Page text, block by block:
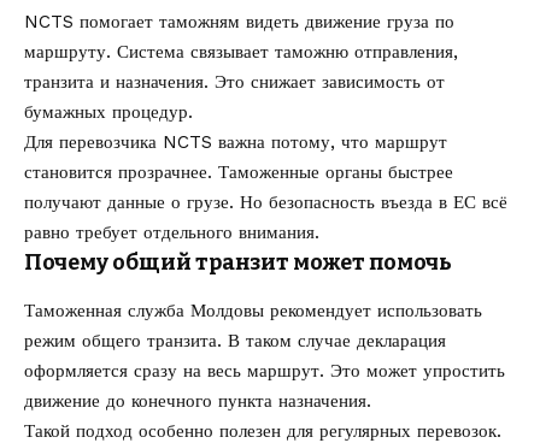
NCTS помогает таможням видеть движение груза по
маршруту. Система связывает таможню отправления,
транзита и назначения. Это снижает зависимость от
бумажных процедур.
Для перевозчика NCTS важна потому, что маршрут
становится прозрачнее. Таможенные органы быстрее
получают данные о грузе. Но безопасность въезда в ЕС всё
равно требует отдельного внимания.
Почему общий транзит может помочь
Таможенная служба Молдовы рекомендует использовать
режим общего транзита. В таком случае декларация
оформляется сразу на весь маршрут. Это может упростить
движение до конечного пункта назначения.
Такой подход особенно полезен для регулярных перевозок.